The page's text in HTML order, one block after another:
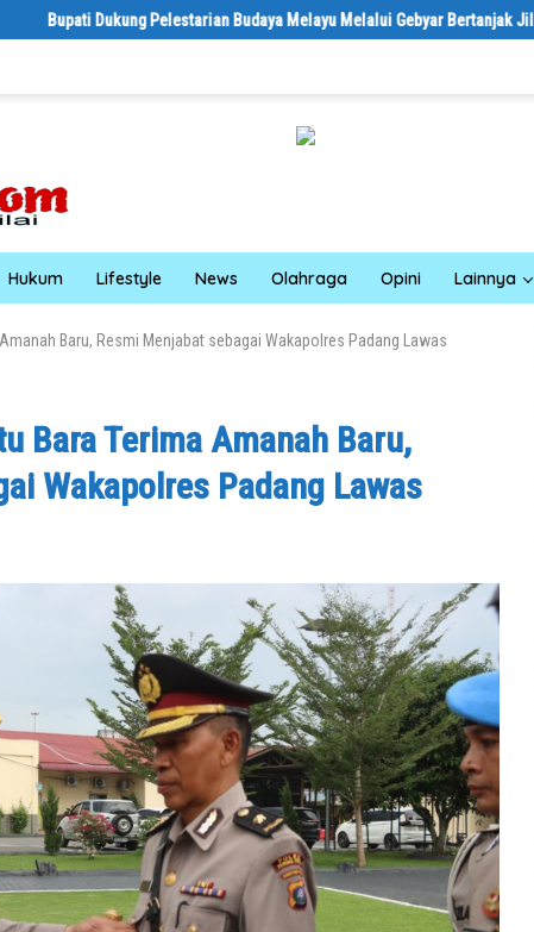
Budaya Melayu Melalui Gebyar Bertanjak Jilid 7 Tahun 2026
Hukum Lifestyle News Olahraga Opini Lainnya
Baru, Resmi Menjabat sebagai Wakapolres Padang Lawas
Bara Terima Amanah Baru,
Wakapolres Padang Lawas